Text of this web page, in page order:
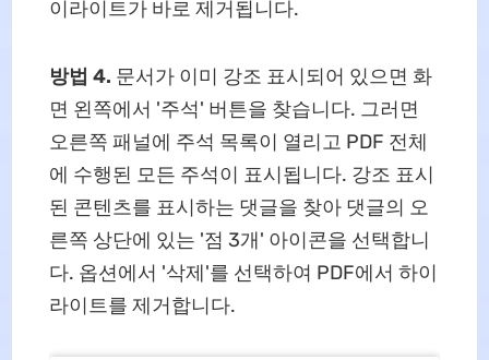
이라이트가 바로 제거됩니다.
방법 4. 문서가 이미 강조 표시되어 있으면 화
면 왼쪽에서 '주석' 버튼을 찾습니다. 그러면
오른쪽 패널에 주석 목록이 열리고 PDF 전체
에 수행된 모든 주석이 표시됩니다. 강조 표시
된 콘텐츠를 표시하는 댓글을 찾아 댓글의 오
른쪽 상단에 있는 '점 3개' 아이콘을 선택합니
다. 옵션에서 '삭제'를 선택하여 PDF에서 하이
라이트를 제거합니다.